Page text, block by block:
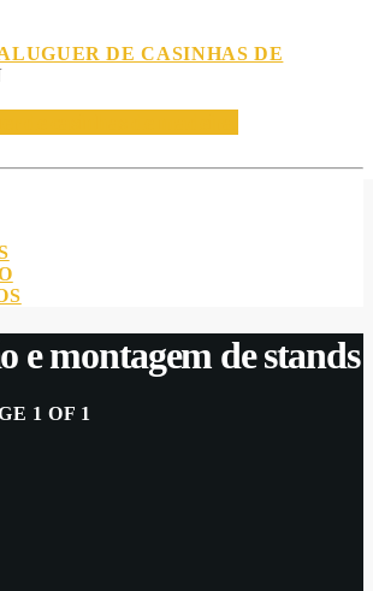
DE CASINHAS DE
e montagem de stands
1 OF 1